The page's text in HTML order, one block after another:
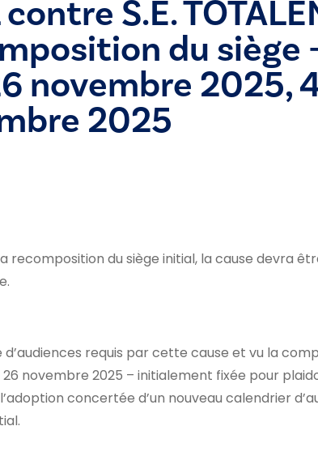
S.E.
du siège
novembre 2025,
2025
recomposition du siège initial, la cause devra
requis par cette cause et vu la
26 novembre 2025 – initialement fixée pour
concertée d’un nouveau calendrier